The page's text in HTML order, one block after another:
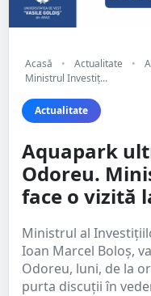
Acasă • Actualitate •
Ministrul Investiț...
Actualitate
Aquapark
Odoreu.
face o vizită
Ministrul al
Ioan Marcel Boloș,
Odoreu, luni, de la
purta discuții în